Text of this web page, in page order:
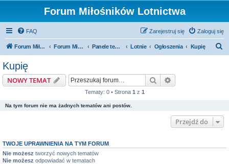
Forum Miłośników Lotnictwa
FAQ Zaloguj się
Zarejestruj się
Forum Miłośników Lotnictwa Forum Miłośników Lotnictwa Panele tematyczne Lotnie Ogłoszenia Kupię
Kupię
NOWY TEMAT Szukaj
Tematy: 0 • Strona 1 z 1
Na tym forum nie ma żadnych tematów ani postów.
Przejdź do
TWOJE UPRAWNIENIA NA TYM FORUM
Nie możesz tworzyć nowych tematów
Nie możesz odpowiadać w tematach